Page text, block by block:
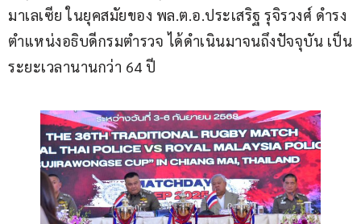
มาเลเซีย ในยุคสมัยของ พล.ต.อ.ประเสริฐ รุจิรวงศ์ ดำรง
ตำแหน่งอธิบดีกรมตำรวจ ได้ดำเนินมาจนถึงปัจจุบัน เป็น
ระยะเวลานานกว่า 64 ปี